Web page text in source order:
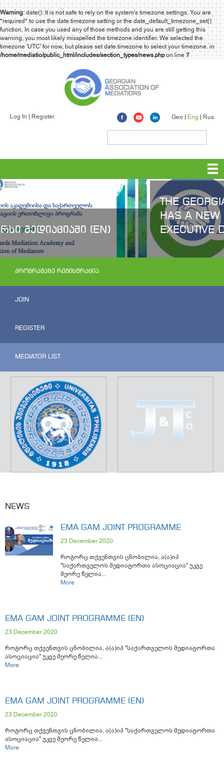
Warning: date(): It is not safe to rely on the system's timezone settings. You are
*required* to use the date.timezone setting or the date_default_timezone_set()
function. In case you used any of those methods and you are still getting this
warning, you most likely misspelled the timezone identifier. We selected the
timezone 'UTC' for now, but please set date.timezone to select your timezone. in
/home/mediatio/public_html/includes/section_types/news.phpon line7
Log In Register Geo Eng Rus
THE GEORGIAN MEDIATOR ASSOCIATION
HAS A NEW BOARD, CHAIRMAN AND
EXECUTIVE DIRECTOR
ᲞᲠᲝᲒᲠᲐᲛᲐᲖᲔ ᲠᲔᲒᲘᲡᲢᲠᲐᲪᲘᲐ
JOIN
REGISTER
MEDIATOR LIST
NEWS
EMA GAM JOINT PROGRAMME
23 December 2020
როგორც თქვენთვის ცნობილია, ა(ა)იპ
"საქართველოს მედიატორთა ასოციაცია" უკვე
მეორე წელია...
More
EMA GAM JOINT PROGRAMME (EN)
23 December 2020
როგორც თქვენთვის ცნობილია, ა(ა)იპ "საქართველოს მედიატორთა
ასოციაცია" უკვე მეორე წელია...
More
EMA GAM JOINT PROGRAMME (EN)
23 December 2020
როგორც თქვენთვის ცნობილია, ა(ა)იპ "საქართველოს მედიატორთა
ასოციაცია" უკვე მეორე წელია...
More